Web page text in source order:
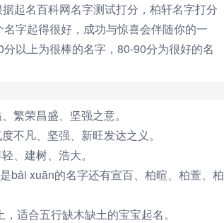
起名百科网名字测试打分，柏轩名字打分
字起得很好，成功与惊喜会伴随你的一
以上为很棒的名字，80-90分为很好的名
繁荣昌盛、坚强之意。
不凡、坚强、新旺发达之义。
、建树、浩大。
bǎi xuān的名字还有宣百、柏暄、柏萱、柏
适合五行缺木缺土的宝宝起名。